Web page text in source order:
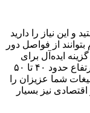
این نیاز را دارید
از فواصل دور
ایده‌آل برای
شما بالن قطر سه و نیم متر می باشد که در ارتفاع حدود ۴۰ تا ۵۰
شما عزیزان را
نیز بسیار